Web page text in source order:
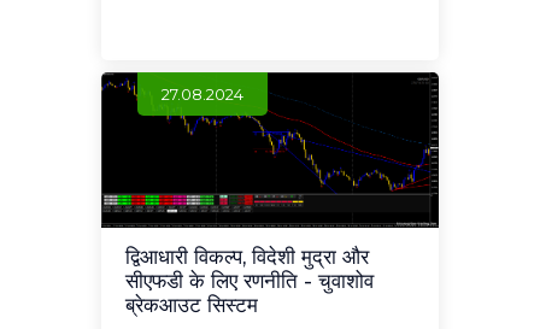
27.08.2024
द्विआधारी विकल्प, विदेशी मुद्रा और
सीएफडी के लिए रणनीति - चुवाशोव
ब्रेकआउट सिस्टम